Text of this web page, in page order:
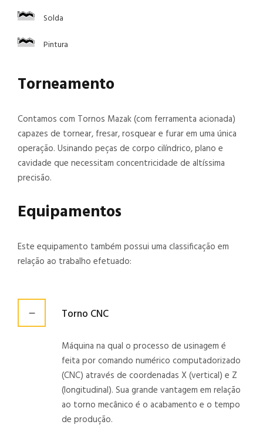
Solda
Pintura
Torneamento
Contamos com Tornos Mazak (com ferramenta acionada)
capazes de tornear, fresar, rosquear e furar em uma única
operação. Usinando peças de corpo cilíndrico, plano e
cavidade que necessitam concentricidade de altíssima
precisão.
Equipamentos
Este equipamento também possui uma classificação em
relação ao trabalho efetuado:
Torno CNC
Máquina na qual o processo de usinagem é
feita por comando numérico computadorizado
(CNC) através de coordenadas X (vertical) e Z
(longitudinal). Sua grande vantagem em relação
ao torno mecânico é o acabamento e o tempo
de produção.